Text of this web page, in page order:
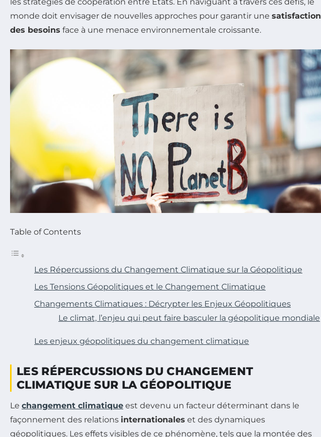
monde doit envisager de nouvelles approches pour garantir une satisfaction
des besoins face à une menace environnementale croissante.
Table of Contents
Les Répercussions du Changement Climatique sur la Géopolitique
Les Tensions Géopolitiques et le Changement Climatique
Changements Climatiques : Décrypter les Enjeux Géopolitiques
Le climat, l’enjeu qui peut faire basculer la géopolitique mondiale
Les enjeux géopolitiques du changement climatique
LES RÉPERCUSSIONS DU CHANGEMENT
CLIMATIQUE SUR LA GÉOPOLITIQUE
Le changement climatique est devenu un facteur déterminant dans le
façonnement des relations internationales et des dynamiques
géopolitiques. Les effets visibles de ce phénomène, tels que la montée des